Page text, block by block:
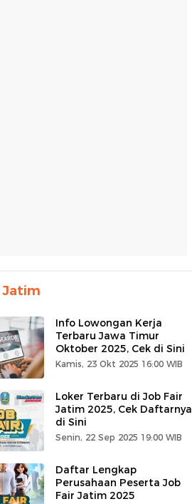
Jatim
Info Lowongan Kerja
Terbaru Jawa Timur
Oktober 2025, Cek di Sini
Kamis, 23 Okt 2025 16:00 WIB
Loker Terbaru di Job Fair
Jatim 2025, Cek Daftarnya
di Sini
Senin, 22 Sep 2025 19:00 WIB
Daftar Lengkap
Perusahaan Peserta Job
Fair Jatim 2025